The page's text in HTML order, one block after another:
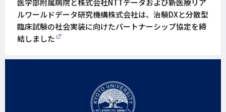
日
医学部附属病院と株式会社NTTデータおよび新医療リア
ルワールドデータ研究機構株式会社は、治験DXと分散型
臨床試験の社会実装に向けたパートナーシップ協定を締
結しました